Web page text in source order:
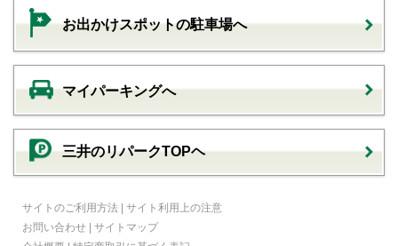
お出かけスポットの駐車場へ
マイパーキングへ
三井のリパークTOPヘ
サイトのご利用方法 | サイト利用上の注意
お問い合わせ | サイトマップ